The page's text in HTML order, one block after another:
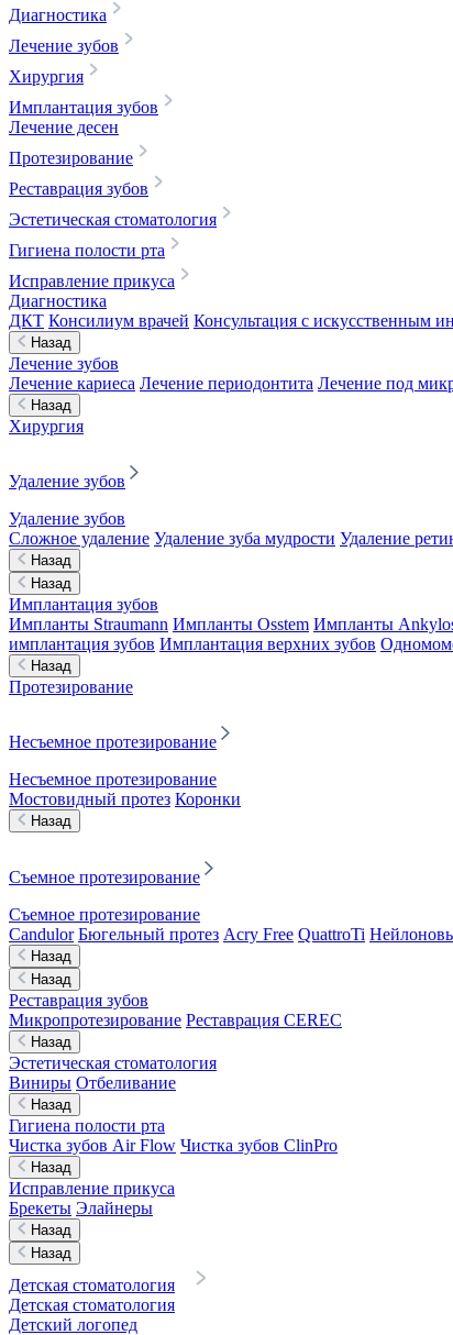
Диагностика
Лечение зубов
Хирургия
Имплантация зубов
Лечение десен
Протезирование
Реставрация зубов
Эстетическая стоматология
Гигиена полости рта
Исправление прикуса
Диагностика
ДКТ Консилиум врачей Консультация с искусственным
Назад
Лечение зубов
Лечение кариеса Лечение периодонтита Лечение под
Назад
Хирургия
Удаление зубов
Удаление зубов
Сложное удаление Удаление зуба мудрости Удаление
Назад
Назад
Имплантация зубов
Импланты Straumann Импланты Osstem Импланты
имплантация зубов Имплантация верхних зубов
Назад
Протезирование
Несъемное протезирование
Несъемное протезирование
Мостовидный протез Коронки
Назад
Съемное протезирование
Съемное протезирование
Candulor Бюгельный протез Acry Free QuattroTi
Назад
Назад
Реставрация зубов
Микропротезирование Реставрация CEREC
Назад
Эстетическая стоматология
Виниры Отбеливание
Назад
Гигиена полости рта
Чистка зубов Air Flow Чистка зубов ClinPro
Назад
Исправление прикуса
Брекеты Элайнеры
Назад
Назад
Детская стоматология
Детская стоматология
Детский логопед